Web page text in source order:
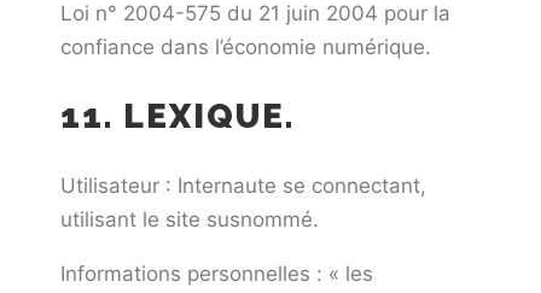
Loi n° 2004-575 du 21 juin 2004 pour la
confiance dans l’économie numérique.
11. LEXIQUE.
Utilisateur : Internaute se connectant,
utilisant le site susnommé.
Informations personnelles : « les